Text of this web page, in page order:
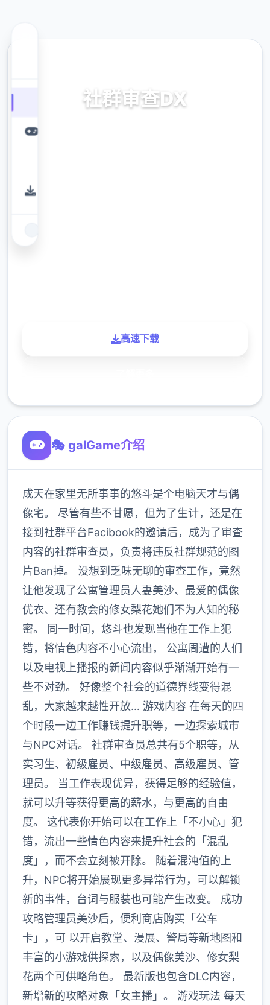
社群审查DX
高速下载
🎭 galGame介绍
成天在家里无所事事的悠斗是个电脑天才与偶
像宅。 尽管有些不甘愿，但为了生计，还是在
接到社群平台Facibook的邀请后，成为了审查
内容的社群审查员，负责将违反社群规范的图
片Ban掉。 没想到乏味无聊的审查工作，竟然
让他发现了公寓管理员人妻美沙、最爱的偶像
优衣、还有教会的修女梨花她们不为人知的秘
密。 同一时间，悠斗也发现当他在工作上犯
错，将情色内容不小心流出， 公寓周遭的人们
以及电视上播报的新闻内容似乎渐渐开始有一
些不对劲。 好像整个社会的道德界线变得混
乱，大家越来越性开放… 游戏内容 在每天的四
个时段一边工作赚钱提升职等，一边探索城市
与NPC对话。 社群审查员总共有5个职等，从
实习生、初级雇员、中级雇员、高级雇员、管
理员。 当工作表现优异，获得足够的经验值，
就可以升等获得更高的薪水，与更高的自由
度。 这代表你开始可以在工作上「不小心」犯
错，流出一些情色内容来提升社会的「混乱
度」，而不会立刻被开除。 随着混沌值的上
升，NPC将开始展现更多异常行为，可以解锁
新的事件，台词与服装也可能产生改变。 成功
攻略管理员美沙后，便利商店购买「公车
卡」，可 以开启教堂、漫展、警局等新地图和
丰富的小游戏供探索，以及偶像美沙、修女梨
花两个可供略角色。 最新版也包含DLC内容，
新增新的攻略对象「女主播」。 游戏玩法 每天